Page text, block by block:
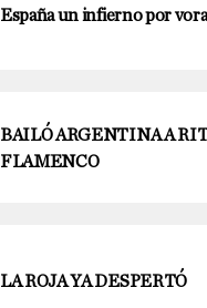
España un infierno por
BAILÓ ARGENTINA A
FLAMENCO
LA ROJA YA DESPERTÓ